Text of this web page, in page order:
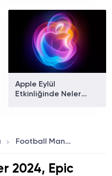
Çekiyor
Apple Eylül
Etkinliğinde Neler
Football Manager 2024, Epic Games Store'da Ücretsiz Sunuldu: Oyunun Değeri 1.250 TL!
2024, Epic